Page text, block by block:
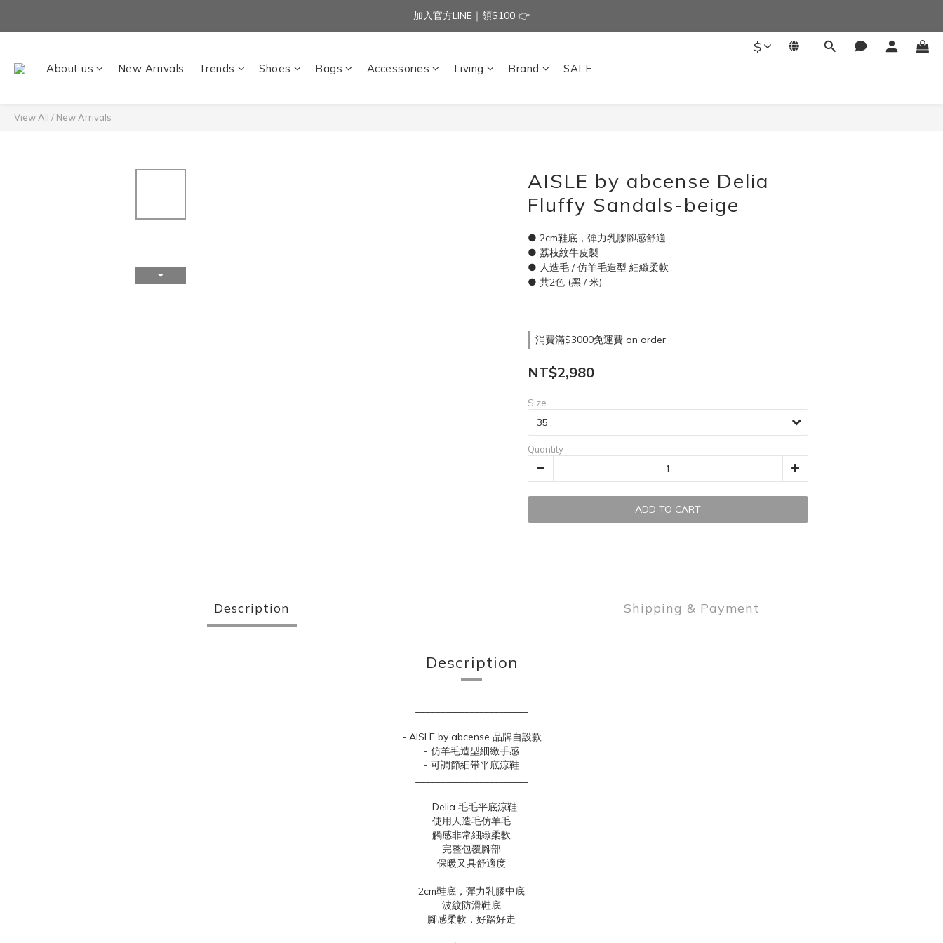
加入官方LINE｜領$100 👉
加入官方LINE｜領$100 👉
加入官方LINE｜領$100 👉
$
About us New Arrivals Trends Shoes Bags Accessories Living Brand SALE
View All / New Arrivals
AISLE by abcense Delia
Fluffy Sandals-beige
● 2cm鞋底，彈力乳膠腳感舒適
● 荔枝紋牛皮製
● 人造毛 / 仿羊毛造型 細緻柔軟
● 共2色 (黑 / 米)
消費滿$3000免運費 on order
NT$2,980
Size
Quantity
ADD TO CART
Description Shipping & Payment
Description
- AISLE by abcense 品牌自設款
- 仿羊毛造型細緻手感
- 可調節細帶平底涼鞋
Delia 毛毛平底涼鞋
使用人造毛仿羊毛
觸感非常細緻柔軟
完整包覆腳部
保暖又具舒適度
2cm鞋底，彈力乳膠中底
波紋防滑鞋底
腳感柔軟，好踏好走